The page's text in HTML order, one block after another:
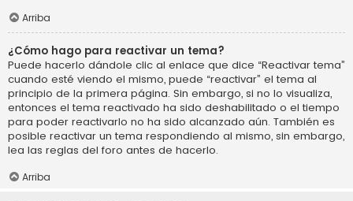
Arriba
¿Cómo hago para reactivar un tema?
Puede hacerlo dándole clic al enlace que dice “Reactivar tema”
cuando esté viendo el mismo, puede “reactivar” el tema al
principio de la primera página. Sin embargo, si no lo visualiza,
entonces el tema reactivado ha sido deshabilitado o el tiempo
para poder reactivarlo no ha sido alcanzado aún. También es
posible reactivar un tema respondiendo al mismo, sin embargo,
lea las reglas del foro antes de hacerlo.
Arriba